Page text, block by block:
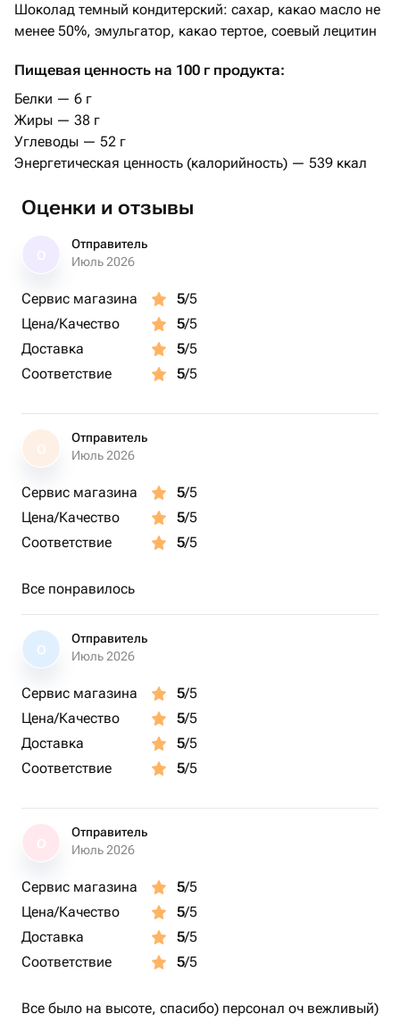
Шоколад темный кондитерский: сахар, какао масло не
менее 50%, эмульгатор, какао тертое, соевый лецитин
Пищевая ценность на 100 г продукта:
Белки — 6 г
Жиры — 38 г
Углеводы — 52 г
Энергетическая ценность (калорийность) — 539 ккал
Оценки и отзывы
Отправитель
Июль 2026
Сервис магазина 5/5
Цена/Качество
5/5
Доставка
5/5
Соответствие
5/5
О
Отправитель
Июль 2026
Сервис магазина 5/5
Цена/Качество
5/5
Соответствие
5/5
Все понравилось
О
Отправитель
Июль 2026
Сервис магазина 5/5
Цена/Качество
5/5
Доставка
5/5
Соответствие
5/5
Отправитель
Июль 2026
Сервис магазина 5/5
Цена/Качество
5/5
Доставка
5/5
Соответствие
5/5
Все было на высоте, спасибо) персонал оч вежливый)